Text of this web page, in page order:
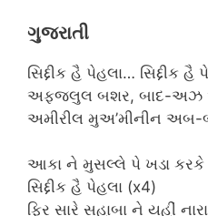
ગુજરાતી
સિદ્દીક હૈ પેહલા… સિદ્દીક હૈ
અફજલુલ બશર, બાદ-અઝ
અમીરીલ મુઅ’મીનીન અબ-
આકા ને મુસલ્લે પે ખડા કરકે
સિદ્દીક હૈ પેહલા (x4)
ફિર સારે સહાબા ને યહીં